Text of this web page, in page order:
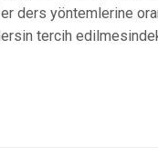
ders yöntemlerine
tercih